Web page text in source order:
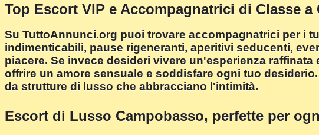
Top Escort VIP e Accompagnatrici di Classe a
Su TuttoAnnunci.org puoi trovare accompagnatrici per i
indimenticabili, pause rigeneranti, aperitivi seducenti,
piacere. Se invece desideri vivere un'esperienza
offrire un amore sensuale e soddisfare ogni tuo
da strutture di lusso che abbracciano l'intimità.
Escort di Lusso Campobasso, perfette per